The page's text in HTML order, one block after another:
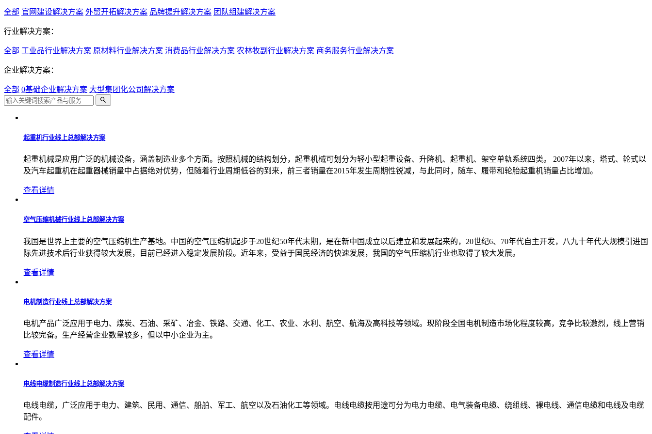
全部 官网建设解决方案 外贸开拓解决方案 品牌提升解决方案 团队组建解决方案
行业解决方案：
全部 工业品行业解决方案 原材料行业解决方案 消费品行业解决方案 农林牧副行业解决方案 商务服务行业解决方案
企业解决方案：
全部 0基础企业解决方案 大型集团化公司解决方案
起重机行业线上总部解决方案
起重机械是应用广泛的机械设备，涵盖制造业多个方面。按照机械的结构划分，起重机械可划分为轻小型起重设备、升降机、起重机、架空单轨系统四类。 2007年以来，塔式、轮式以
及汽车起重机在起重器械销量中占据绝对优势，但随着行业周期低谷的到来，前三者销量在2015年发生周期性锐减，与此同时，随车、履带和轮胎起重机销量占比增加。
查看详情
空气压缩机械行业线上总部解决方案
我国是世界上主要的空气压缩机生产基地。中国的空气压缩机起步于20世纪50年代末期，是在新中国成立以后建立和发展起来的，20世纪6、70年代自主开发，八九十年代大规模引进国
际先进技术后行业获得较大发展，目前已经进入稳定发展阶段。近年来，受益于国民经济的快速发展，我国的空气压缩机行业也取得了较大发展。
查看详情
电机制造行业线上总部解决方案
电机产品广泛应用于电力、煤炭、石油、采矿、冶金、铁路、交通、化工、农业、水利、航空、航海及高科技等领域。现阶段全国电机制造市场化程度较高，竞争比较激烈，线上营销
比较完备。生产经营企业数量较多，但以中小企业为主。
查看详情
电线电缆制造行业线上总部解决方案
电线电缆，广泛应用于电力、建筑、民用、通信、船舶、军工、航空以及石油化工等领域。电线电缆按用途可分为电力电缆、电气装备电缆、绕组线、裸电线、通信电缆和电线及电缆
配件。